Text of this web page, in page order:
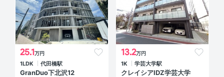
25.1万円
1LDK 代田橋駅
GranDuo下北沢12
13.2万円
1K 学芸大学駅
クレイシアIDZ学芸大学